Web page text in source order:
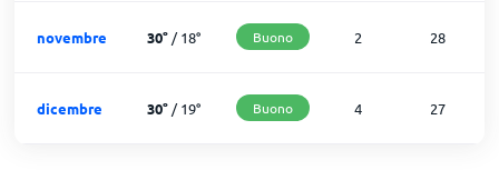
novembre 30°/18° Buono 2 28
dicembre 30°/19° Buono 4 27